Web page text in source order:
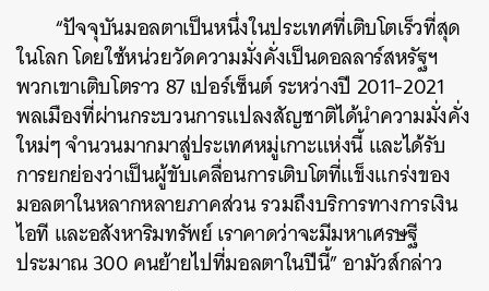
“ปัจจุบันมอลตาเป็นหนึ่งในประเทศที่เติบโตเร็วที่สุด
ในโลก โดยใช้หน่วยวัดความมั่งคั่งเป็นดอลลาร์สหรัฐฯ
พวกเขาเติบโตราว 87 เปอร์เซ็นต์ ระหว่างปี 2011-2021
พลเมืองที่ผ่านกระบวนการแปลงสัญชาติได้นำความมั่งคั่ง
ใหม่ๆ จำนวนมากมาสู่ประเทศหมู่เกาะแห่งนี้ และได้รับ
การยกย่องว่าเป็นผู้ขับเคลื่อนการเติบโตที่แข็งแกร่งของ
มอลตาในหลากหลายภาคส่วน รวมถึงบริการทางการเงิน
ไอที และอสังหาริมทรัพย์ เราคาดว่าจะมีมหาเศรษฐี
ประมาณ 300 คนย้ายไปที่มอลตาในปีนี้” อามัวส์กล่าว